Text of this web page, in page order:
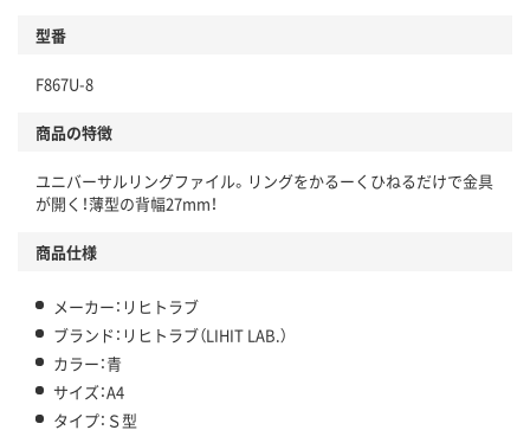
型番
F867U-8
商品の特徴
ユニバーサルリングファイル。リングをかるーくひねるだけで金具
が開く！薄型の背幅27mm！
商品仕様
メーカー：リヒトラブ
ブランド：リヒトラブ（LIHIT LAB.）
カラー：青
サイズ：A4
タイプ：Ｓ型